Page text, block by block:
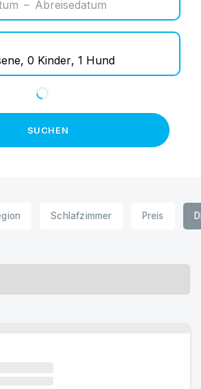
– Abreisedatum
, 0 Kinder, 1 Hund
SUCHEN
Schlafzimmer Preis